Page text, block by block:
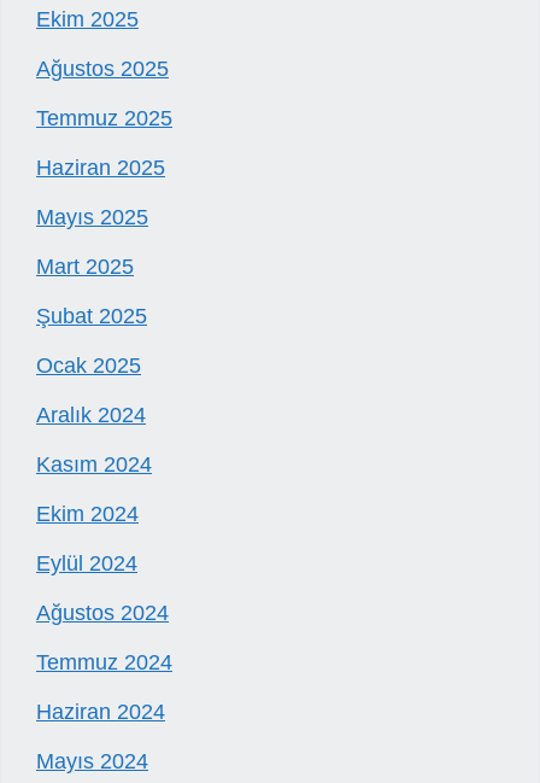
Ekim 2025
Ağustos 2025
Temmuz 2025
Haziran 2025
Mayıs 2025
Mart 2025
Şubat 2025
Ocak 2025
Aralık 2024
Kasım 2024
Ekim 2024
Eylül 2024
Ağustos 2024
Temmuz 2024
Haziran 2024
Mayıs 2024